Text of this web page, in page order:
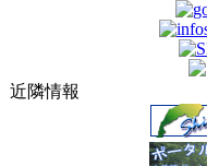
近隣情報